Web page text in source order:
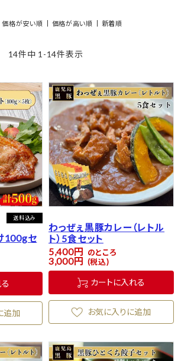
価格が安い順 価格が高い順 新着順
14件中 1 -14件表示
送料込み
100gセ
追加
わっぜぇ黒豚カレー（レトル
ト）5食セット
5,400 のところ
3,000 税込
カートに入れる
お気に入りに追加